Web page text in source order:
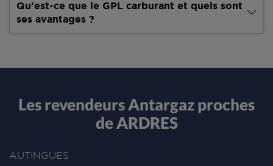
Qu’est-ce que le GPL carburant et quels sont
ses avantages ?
Les revendeurs Antargaz proches
de ARDRES
AUTINGUES